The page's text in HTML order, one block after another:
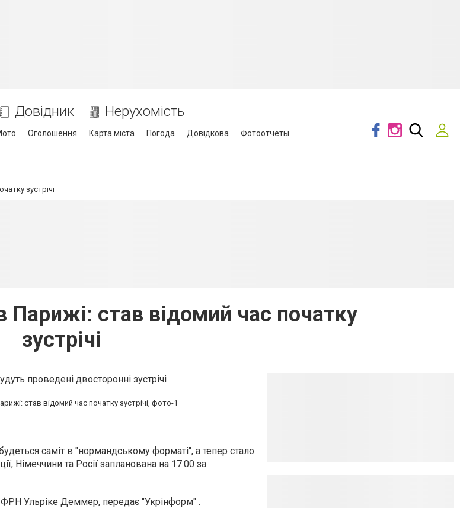
Довідник Нерухомість
Оголошення Карта міста Погода Довідкова
Фотоотчеты
зустрічі
Парижі: став відомий час початку
зустрічі
проведені двосторонні зустрічі
саміт в "нормандському форматі", а тепер стало
Німеччини та Росії запланована на 17:00 за
Ульріке Деммер, передає "Укрінформ" .